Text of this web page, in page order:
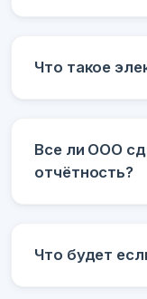
Что такое
Все ли ООО
отчётность?
Что будет